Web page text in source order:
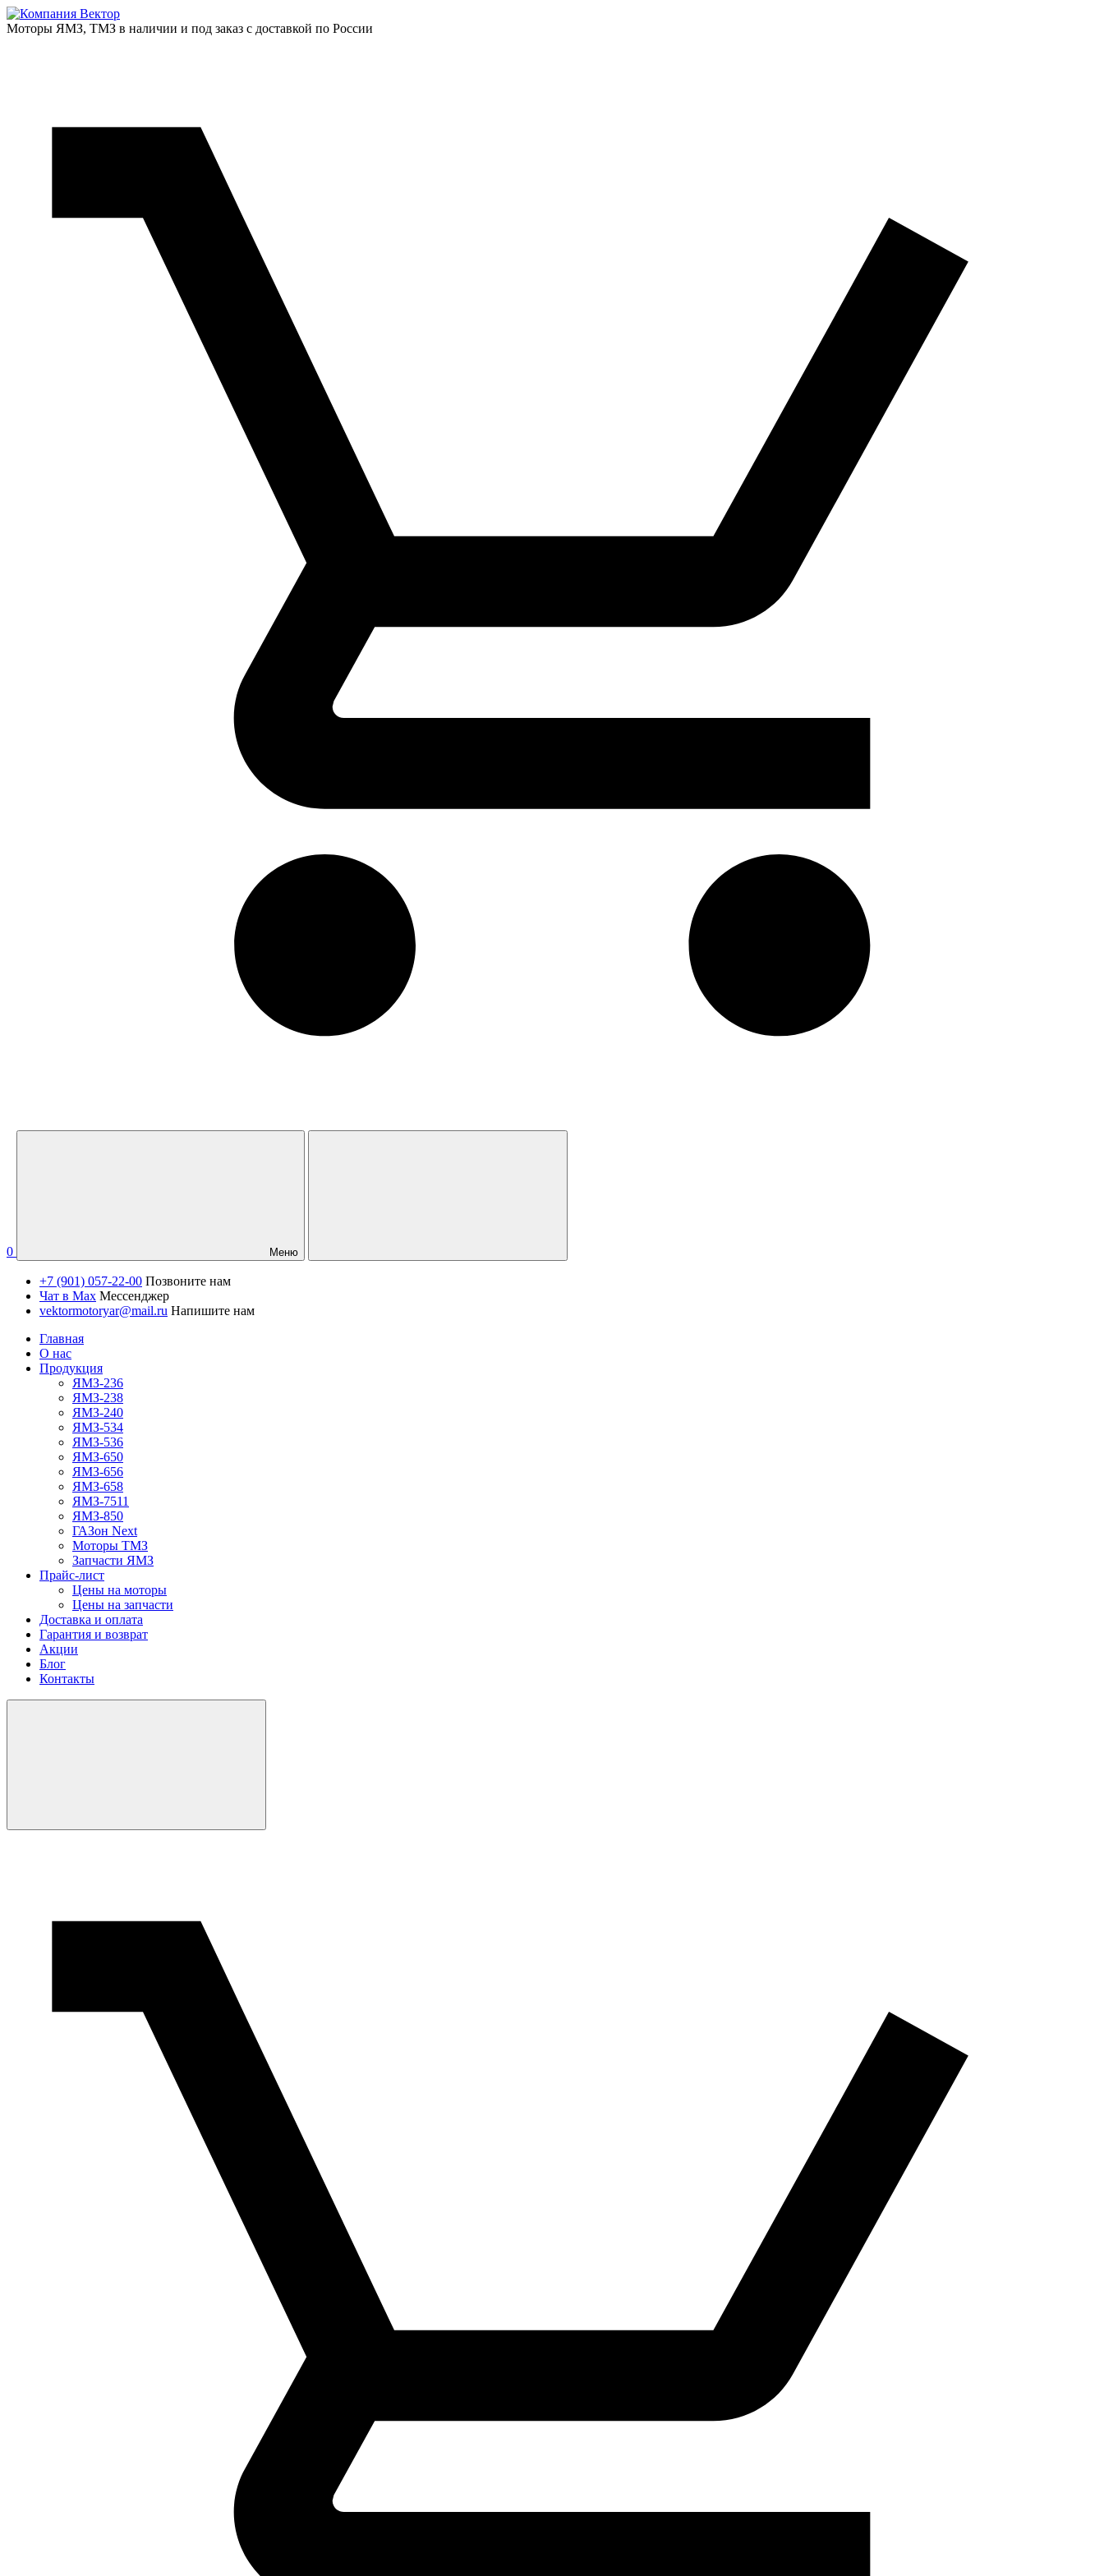
Моторы ЯМЗ, ТМЗ в наличии и под заказ с доставкой по России
0 Меню
+7 (901) 057-22-00 Позвоните нам
Чат в Max Мессенджер
vektormotoryar@mail.ru Напишите нам
Главная
О нас
Продукция
ЯМЗ-236
ЯМЗ-238
ЯМЗ-240
ЯМЗ-534
ЯМЗ-536
ЯМЗ-650
ЯМЗ-656
ЯМЗ-658
ЯМЗ-7511
ЯМЗ-850
ГАЗон Next
Моторы ТМЗ
Запчасти ЯМЗ
Прайс-лист
Цены на моторы
Цены на запчасти
Доставка и оплата
Гарантия и возврат
Акции
Блог
Контакты